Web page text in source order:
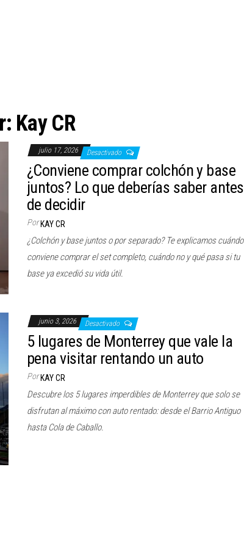
Kay CR
julio 17, 2026 Desactivado
¿Conviene comprar colchón y base
juntos? Lo que deberías saber antes
de decidir
Por KAY CR
¿Colchón y base juntos o por separado? Te explicamos cuándo
conviene comprar el set completo, cuándo no y qué pasa si tu
base ya excedió su vida útil.
junio 3, 2026 Desactivado
5 lugares de Monterrey que vale la
pena visitar rentando un auto
Por KAY CR
Descubre los 5 lugares imperdibles de Monterrey que solo se
disfrutan al máximo con auto rentado: desde el Barrio Antiguo
hasta Cola de Caballo.